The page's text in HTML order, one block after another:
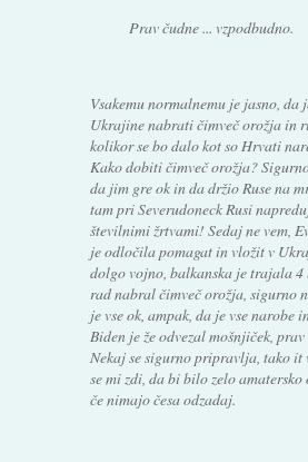
Prav čudne ... vzpodbudno.
Vsakemu normalnemu je jasno, da
Ukrajine nabrati čimveč orožja in
kolikor se bo dalo kot so Hrvati
Kako dobiti čimveč orožja?
da jim gre ok in da držio Ruse na
tam pri Severudoneck Rusi
številnimi žrtvami! Sedaj ne vem,
je odločila pomagat in vložit v
dolgo vojno, balkanska je trajala 4
rad nabral čimveč orožja, sigurno
je vse ok, ampak, da je vse narobe
Biden je že odvezal mošnjiček,
Nekaj se sigurno pripravlja, tako it
se mi zdi, da bi bilo zelo amatersko
če nimajo česa odzadaj.